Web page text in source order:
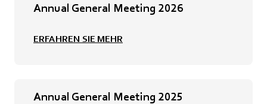
Annual General Meeting 2026
ERFAHREN SIE MEHR
Annual General Meeting 2025